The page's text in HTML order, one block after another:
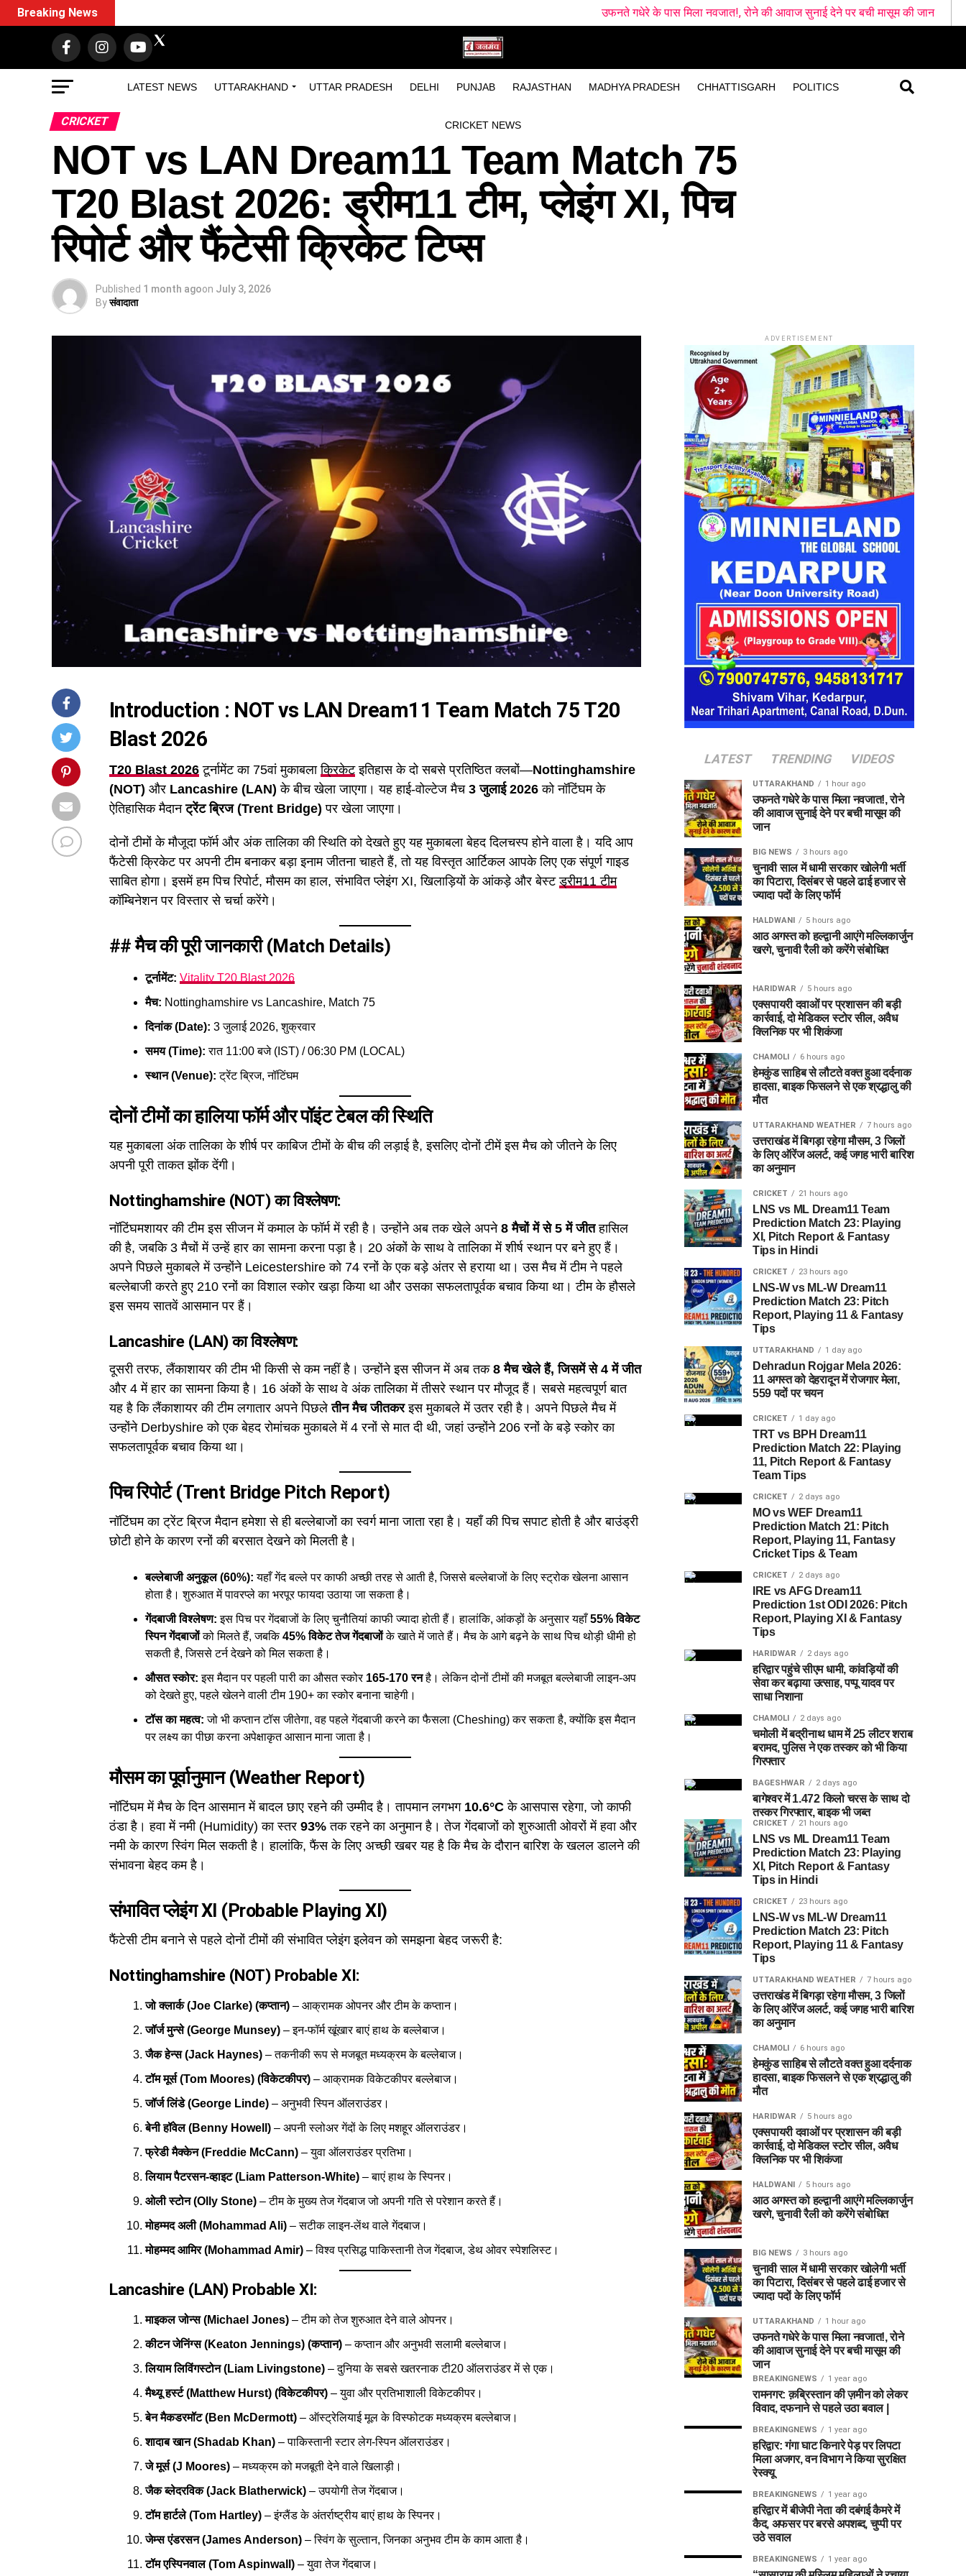
LATEST NEWS UTTARAKHAND UTTAR PRADESH DELHI PUNJAB RAJASTHAN MADHYA PRADESH CHHATTISGARH POLITICS
CRICKET NEWS
Breaking News उफनते गधेरे के पास मिला नवजात!, रोने की आवाज सुनाई देने पर बची मासूम की जान चुनावी साल में धामी
CRICKET
NOT vs LAN Dream11 Team Match 75
T20 Blast 2026: ड्रीम11 टीम, प्लेइंग XI, पिच
रिपोर्ट और फैंटेसी क्रिकेट टिप्स
Published 1 month agoon July 3, 2026
Byसंवादाता
Introduction : NOT vs LAN Dream11 Team Match 75 T20
Blast 2026
T20 Blast 2026 टूर्नामेंट का 75वां मुकाबलाक्रिकेटइतिहास के दो सबसे प्रतिष्ठित क्लबों—Nottinghamshire
(NOT) और Lancashire (LAN) के बीच खेला जाएगा। यह हाई-वोल्टेज मैच 3 जुलाई 2026 को नॉटिंघम के
ऐतिहासिक मैदानट्रेंट ब्रिज (Trent Bridge) पर खेला जाएगा।
दोनों टीमों के मौजूदा फॉर्म और अंक तालिका की स्थिति को देखते हुए यह मुकाबला बेहद दिलचस्प होने वाला है। यदि आप
फैंटेसी क्रिकेट पर अपनी टीम बनाकर बड़ा इनाम जीतना चाहते हैं, तो यह विस्तृत आर्टिकल आपके लिए एक संपूर्ण गाइड
साबित होगा। इसमें हम पिच रिपोर्ट, मौसम का हाल, संभावित प्लेइंग XI, खिलाड़ियों के आंकड़े और बेस्टड्रीम11 टीम
कॉम्बिनेशन पर विस्तार से चर्चा करेंगे।
## मैच की पूरी जानकारी (Match Details)
टूर्नामेंट: Vitality T20 Blast 2026
मैच: Nottinghamshire vs Lancashire, Match 75
दिनांक (Date): 3 जुलाई 2026, शुक्रवार
समय (Time): रात 11:00 बजे (IST) / 06:30 PM (LOCAL)
स्थान (Venue): ट्रेंट ब्रिज, नॉटिंघम
दोनों टीमों का हालिया फॉर्म और पॉइंट टेबल की स्थिति
यह मुकाबला अंक तालिका के शीर्ष पर काबिज टीमों के बीच की लड़ाई है, इसलिए दोनों टीमें इस मैच को जीतने के लिए
अपनी पूरी ताकत झोंक देंगी।
Nottinghamshire (NOT) का विश्लेषण:
नॉटिंघमशायर की टीम इस सीजन में कमाल के फॉर्म में रही है। उन्होंने अब तक खेले अपने 8 मैचों में से 5 में जीतहासिल
की है, जबकि 3 मैचों में उन्हें हार का सामना करना पड़ा है। 20 अंकों के साथ वे तालिका में शीर्ष स्थान पर बने हुए हैं।
अपने पिछले मुकाबले में उन्होंने Leicestershire को 74 रनों के एक बड़े अंतर से हराया था। उस मैच में टीम ने पहले
बल्लेबाजी करते हुए 210 रनों का विशाल स्कोर खड़ा किया था और उसका सफलतापूर्वक बचाव किया था। टीम के हौसले
इस समय सातवें आसमान पर हैं।
Lancashire (LAN) का विश्लेषण:
दूसरी तरफ, लैंकाशायर की टीम भी किसी से कम नहीं है। उन्होंने इस सीजन में अब तक 8 मैच खेले हैं, जिसमें से 4 में जीत
और 4 में हार का सामना किया है। 16 अंकों के साथ वे अंक तालिका में तीसरे स्थान पर मौजूद हैं। सबसे महत्वपूर्ण बात
यह है कि लैंकाशायर की टीम लगातार अपने पिछलेतीन मैच जीतकरइस मुकाबले में उतर रही है। अपने पिछले मैच में
उन्होंने Derbyshire को एक बेहद रोमांचक मुकाबले में 4 रनों से मात दी थी, जहां उन्होंने 206 रनों के बड़े स्कोर का
सफलतापूर्वक बचाव किया था।
पिच रिपोर्ट (Trent Bridge Pitch Report)
नॉटिंघम का ट्रेंट ब्रिज मैदान हमेशा से ही बल्लेबाजों का स्वर्ग माना जाता रहा है। यहाँ की पिच सपाट होती है और बाउंड्री
छोटी होने के कारण रनों की बरसात देखने को मिलती है।
बल्लेबाजी अनुकूल (60%): यहाँ गेंद बल्ले पर काफी अच्छी तरह से आती है, जिससे बल्लेबाजों के लिए स्ट्रोक खेलना आसान
होता है। शुरुआत में पावरप्ले का भरपूर फायदा उठाया जा सकता है।
गेंदबाजी विश्लेषण: इस पिच पर गेंदबाजों के लिए चुनौतियां काफी ज्यादा होती हैं। हालांकि, आंकड़ों के अनुसार यहाँ55% विकेट
स्पिन गेंदबाजोंको मिलते हैं, जबकि45% विकेट तेज गेंदबाजोंके खाते में जाते हैं। मैच के आगे बढ़ने के साथ पिच थोड़ी धीमी हो
सकती है, जिससे टर्न देखने को मिल सकता है।
औसत स्कोर: इस मैदान पर पहली पारी का औसत स्कोर 165-170 रनहै। लेकिन दोनों टीमों की मजबूत बल्लेबाजी लाइन-अप
को देखते हुए, पहले खेलने वाली टीम 190+ का स्कोर बनाना चाहेगी।
टॉस का महत्व: जो भी कप्तान टॉस जीतेगा, वह पहले गेंदबाजी करने का फैसला (Cheshing) कर सकता है, क्योंकि इस मैदान
पर लक्ष्य का पीछा करना अपेक्षाकृत आसान माना जाता है।
मौसम का पूर्वानुमान (Weather Report)
नॉटिंघम में मैच के दिन आसमान में बादल छाए रहने की उम्मीद है। तापमान लगभग 10.6°C के आसपास रहेगा, जो काफी
ठंडा है। हवा में नमी (Humidity) का स्तर 93% तक रहने का अनुमान है। तेज गेंदबाजों को शुरुआती ओवरों में हवा और
नमी के कारण स्विंग मिल सकती है। हालांकि, फैंस के लिए अच्छी खबर यह है कि मैच के दौरान बारिश के खलल डालने की
संभावना बेहद कम है।
संभावित प्लेइंग XI (Probable Playing XI)
फैंटेसी टीम बनाने से पहले दोनों टीमों की संभावित प्लेइंग इलेवन को समझना बेहद जरूरी है:
Nottinghamshire (NOT) Probable XI:
जो क्लार्क (Joe Clarke) (कप्तान) – आक्रामक ओपनर और टीम के कप्तान।
जॉर्ज मुन्से (George Munsey) – इन-फॉर्म खूंखार बाएं हाथ के बल्लेबाज।
जैक हेन्स (Jack Haynes) – तकनीकी रूप से मजबूत मध्यक्रम के बल्लेबाज।
टॉम मूर्स (Tom Moores) (विकेटकीपर) – आक्रामक विकेटकीपर बल्लेबाज।
जॉर्ज लिंडे (George Linde) – अनुभवी स्पिन ऑलराउंडर।
बेनी हॉवेल (Benny Howell) – अपनी स्लोअर गेंदों के लिए मशहूर ऑलराउंडर।
फ्रेडी मैक्केन (Freddie McCann) – युवा ऑलराउंडर प्रतिभा।
लियाम पैटरसन-व्हाइट (Liam Patterson-White) – बाएं हाथ के स्पिनर।
ओली स्टोन (Olly Stone) – टीम के मुख्य तेज गेंदबाज जो अपनी गति से परेशान करते हैं।
मोहम्मद अली (Mohammad Ali) – सटीक लाइन-लेंथ वाले गेंदबाज।
मोहम्मद आमिर (Mohammad Amir) – विश्व प्रसिद्ध पाकिस्तानी तेज गेंदबाज, डेथ ओवर स्पेशलिस्ट।
Lancashire (LAN) Probable XI:
माइकल जोन्स (Michael Jones) – टीम को तेज शुरुआत देने वाले ओपनर।
कीटन जेनिंग्स (Keaton Jennings) (कप्तान) – कप्तान और अनुभवी सलामी बल्लेबाज।
लियाम लिविंगस्टोन (Liam Livingstone) – दुनिया के सबसे खतरनाक टी20 ऑलराउंडर में से एक।
मैथ्यू हर्स्ट (Matthew Hurst) (विकेटकीपर) – युवा और प्रतिभाशाली विकेटकीपर।
बेन मैकडरमॉट (Ben McDermott) – ऑस्ट्रेलियाई मूल के विस्फोटक मध्यक्रम बल्लेबाज।
शादाब खान (Shadab Khan) – पाकिस्तानी स्टार लेग-स्पिन ऑलराउंडर।
जे मूर्स (J Moores) – मध्यक्रम को मजबूती देने वाले खिलाड़ी।
जैक ब्लेदरविक (Jack Blatherwick) – उपयोगी तेज गेंदबाज।
टॉम हार्टले (Tom Hartley) – इंग्लैंड के अंतर्राष्ट्रीय बाएं हाथ के स्पिनर।
जेम्स एंडरसन (James Anderson) – स्विंग के सुल्तान, जिनका अनुभव टीम के काम आता है।
टॉम एस्पिनवाल (Tom Aspinwall) – युवा तेज गेंदबाज।
ADVERTISEMENT
LATEST TRENDING VIDEOS
UTTARAKHAND 1 hour ago
उफनते गधेरे के पास मिला नवजात!, रोने
की आवाज सुनाई देने पर बची मासूम की
जान
BIG NEWS 3 hours ago
चुनावी साल में धामी सरकार खोलेगी भर्ती
का पिटारा, दिसंबर से पहले ढाई हजार से
ज्यादा पदों के लिए फॉर्म
HALDWANI 5 hours ago
आठ अगस्त को हल्द्वानी आएंगे मल्लिकार्जुन
खरगे, चुनावी रैली को करेंगे संबोधित
HARIDWAR 5 hours ago
एक्सपायरी दवाओं पर प्रशासन की बड़ी
कार्रवाई, दो मेडिकल स्टोर सील, अवैध
क्लिनिक पर भी शिकंजा
CHAMOLI 6 hours ago
हेमकुंड साहिब से लौटते वक्त हुआ दर्दनाक
हादसा, बाइक फिसलने से एक श्रद्धालु की
मौत
UTTARAKHAND WEATHER 7 hours ago
उत्तराखंड में बिगड़ा रहेगा मौसम, 3 जिलों
के लिए ऑरेंज अलर्ट, कई जगह भारी बारिश
का अनुमान
CRICKET 21 hours ago
LNS vs ML Dream11 Team
Prediction Match 23: Playing
XI, Pitch Report & Fantasy
Tips in Hindi
CRICKET 23 hours ago
LNS-W vs ML-W Dream11
Prediction Match 23: Pitch
Report, Playing 11 & Fantasy
Tips
UTTARAKHAND 1 day ago
Dehradun Rojgar Mela 2026:
11 अगस्त को देहरादून में रोजगार मेला,
559 पदों पर चयन
CRICKET 1 day ago
TRT vs BPH Dream11
Prediction Match 22: Playing
11, Pitch Report & Fantasy
Team Tips
CRICKET 2 days ago
MO vs WEF Dream11
Prediction Match 21: Pitch
Report, Playing 11, Fantasy
Cricket Tips & Team
CRICKET 2 days ago
IRE vs AFG Dream11
Prediction 1st ODI 2026: Pitch
Report, Playing XI & Fantasy
Tips
HARIDWAR 2 days ago
हरिद्वार पहुंचे सीएम धामी, कांवड़ियों की
सेवा कर बढ़ाया उत्साह, पप्पू यादव पर
साधा निशाना
CHAMOLI 2 days ago
चमोली में बद्रीनाथ धाम में 25 लीटर शराब
बरामद, पुलिस ने एक तस्कर को भी किया
गिरफ्तार
BAGESHWAR 2 days ago
बागेश्वर में 1.472 किलो चरस के साथ दो
तस्कर गिरफ्तार, बाइक भी जब्त
CRICKET 21 hours ago
LNS vs ML Dream11 Team
Prediction Match 23: Playing
XI, Pitch Report & Fantasy
Tips in Hindi
CRICKET 23 hours ago
LNS-W vs ML-W Dream11
Prediction Match 23: Pitch
Report, Playing 11 & Fantasy
Tips
UTTARAKHAND WEATHER 7 hours ago
उत्तराखंड में बिगड़ा रहेगा मौसम, 3 जिलों
के लिए ऑरेंज अलर्ट, कई जगह भारी बारिश
का अनुमान
CHAMOLI 6 hours ago
हेमकुंड साहिब से लौटते वक्त हुआ दर्दनाक
हादसा, बाइक फिसलने से एक श्रद्धालु की
मौत
HARIDWAR 5 hours ago
एक्सपायरी दवाओं पर प्रशासन की बड़ी
कार्रवाई, दो मेडिकल स्टोर सील, अवैध
क्लिनिक पर भी शिकंजा
HALDWANI 5 hours ago
आठ अगस्त को हल्द्वानी आएंगे मल्लिकार्जुन
खरगे, चुनावी रैली को करेंगे संबोधित
BIG NEWS 3 hours ago
चुनावी साल में धामी सरकार खोलेगी भर्ती
का पिटारा, दिसंबर से पहले ढाई हजार से
ज्यादा पदों के लिए फॉर्म
UTTARAKHAND 1 hour ago
उफनते गधेरे के पास मिला नवजात!, रोने
की आवाज सुनाई देने पर बची मासूम की
जान
BREAKINGNEWS 1 year ago
रामनगर: क़ब्रिस्तान की ज़मीन को लेकर
विवाद, दफनाने से पहले उठा बवाल |
BREAKINGNEWS 1 year ago
हरिद्वार: गंगा घाट किनारे पेड़ पर लिपटा
मिला अजगर, वन विभाग ने किया सुरक्षित
रेस्क्यू
BREAKINGNEWS 1 year ago
हरिद्वार में बीजेपी नेता की दबंगई कैमरे में
कैद, अफसर पर बरसे अपशब्द, चुप्पी पर
उठे सवाल
BREAKINGNEWS 1 year ago